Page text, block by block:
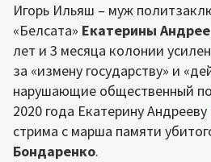
Игорь Ильяш – муж
«Белсата» Екатерины
лет и 3 месяца колонии
за «измену государству» и
нарушающие общественный
2020 года Екатерину Андрееву
стрима с марша памяти
Бондаренко.